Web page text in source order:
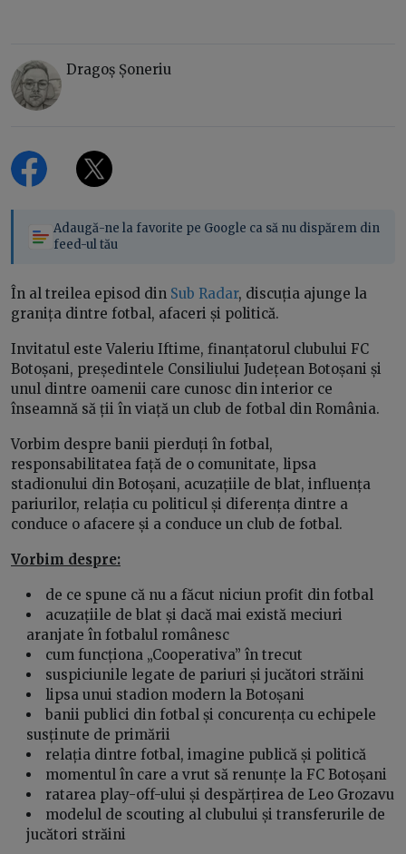
Dragoș Șoneriu
Adaugă-ne la favorite pe Google ca să nu dispărem din
feed-ul tău
În al treilea episod din Sub Radar, discuția ajunge la
granița dintre fotbal, afaceri și politică.
Invitatul este Valeriu Iftime, finanțatorul clubului FC
Botoșani, președintele Consiliului Județean Botoșani și
unul dintre oamenii care cunosc din interior ce
înseamnă să ții în viață un club de fotbal din România.
Vorbim despre banii pierduți în fotbal,
responsabilitatea față de o comunitate, lipsa
stadionului din Botoșani, acuzațiile de blat, influența
pariurilor, relația cu politicul și diferența dintre a
conduce o afacere și a conduce un club de fotbal.
Vorbim despre:
de ce spune că nu a făcut niciun profit din fotbal
acuzațiile de blat și dacă mai există meciuri
aranjate în fotbalul românesc
cum funcționa „Cooperativa” în trecut
suspiciunile legate de pariuri și jucători străini
lipsa unui stadion modern la Botoșani
banii publici din fotbal și concurența cu echipele
susținute de primării
relația dintre fotbal, imagine publică și politică
momentul în care a vrut să renunțe la FC Botoșani
ratarea play-off-ului și despărțirea de Leo Grozavu
modelul de scouting al clubului și transferurile de
jucători străini